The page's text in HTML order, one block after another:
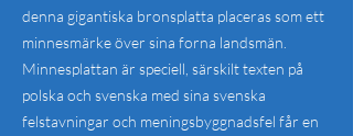
denna gigantiska bronsplatta placeras som ett
minnesmärke över sina forna landsmän.
Minnesplattan är speciell, särskilt texten på
polska och svenska med sina svenska
felstavningar och meningsbyggnadsfel får en